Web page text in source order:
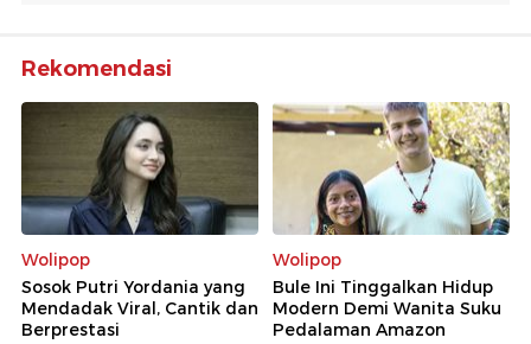
Rekomendasi
Wolipop
Sosok Putri Yordania yang
Mendadak Viral, Cantik dan
Berprestasi
Wolipop
Bule Ini Tinggalkan Hidup
Modern Demi Wanita Suku
Pedalaman Amazon